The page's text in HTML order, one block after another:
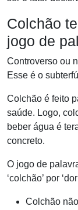
Colchão
jogo de
Controverso ou
Esse é o
Colchão é feito
saúde. Logo,
beber água é
concreto.
O jogo de
‘colchão’ por
Colchão